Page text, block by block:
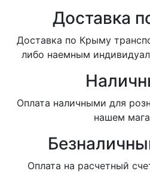
Доставка
Доставка по Крыму
либо наемным
Оплата наличными для
нашем
Оплата на расчетный